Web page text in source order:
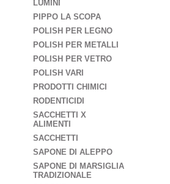
LUMINI
PIPPO LA SCOPA
POLISH PER LEGNO
POLISH PER METALLI
POLISH PER VETRO
POLISH VARI
PRODOTTI CHIMICI
RODENTICIDI
SACCHETTI X
ALIMENTI
SACCHETTI
SAPONE DI ALEPPO
SAPONE DI MARSIGLIA
TRADIZIONALE